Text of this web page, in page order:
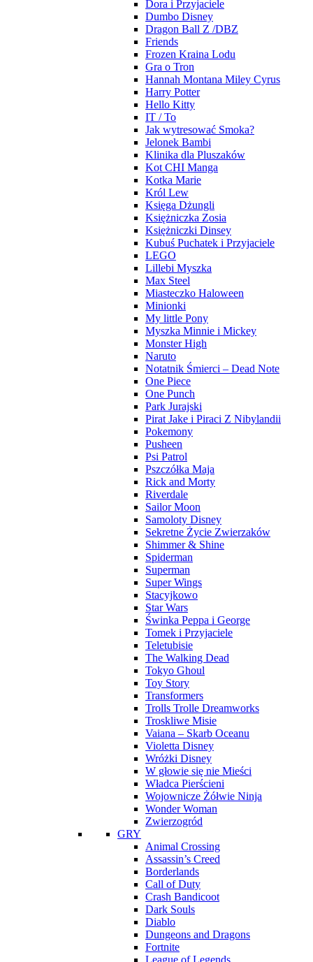
Dora i Przyjaciele
Dumbo Disney
Dragon Ball Z /DBZ
Friends
Frozen Kraina Lodu
Gra o Tron
Hannah Montana Miley Cyrus
Harry Potter
Hello Kitty
IT / To
Jak wytresować Smoka?
Jelonek Bambi
Klinika dla Pluszaków
Kot CHI Manga
Kotka Marie
Król Lew
Księga Dżungli
Księżniczka Zosia
Księżniczki Dinsey
Kubuś Puchatek i Przyjaciele
LEGO
Lillebi Myszka
Max Steel
Miasteczko Haloween
Minionki
My little Pony
Myszka Minnie i Mickey
Monster High
Naruto
Notatnik Śmierci – Dead Note
One Piece
One Punch
Park Jurajski
Pirat Jake i Piraci Z Nibylandii
Pokemony
Pusheen
Psi Patrol
Pszczółka Maja
Rick and Morty
Riverdale
Sailor Moon
Samoloty Disney
Sekretne Życie Zwierzaków
Shimmer & Shine
Spiderman
Superman
Super Wings
Stacyjkowo
Star Wars
Świnka Peppa i George
Tomek i Przyjaciele
Teletubisie
The Walking Dead
Tokyo Ghoul
Toy Story
Transformers
Trolls Trolle Dreamworks
Troskliwe Misie
Vaiana – Skarb Oceanu
Violetta Disney
Wróżki Disney
W głowie się nie Mieści
Władca Pierścieni
Wojownicze Żółwie Ninja
Wonder Woman
Zwierzogród
GRY
Animal Crossing
Assassin’s Creed
Borderlands
Call of Duty
Crash Bandicoot
Dark Souls
Diablo
Dungeons and Dragons
Fortnite